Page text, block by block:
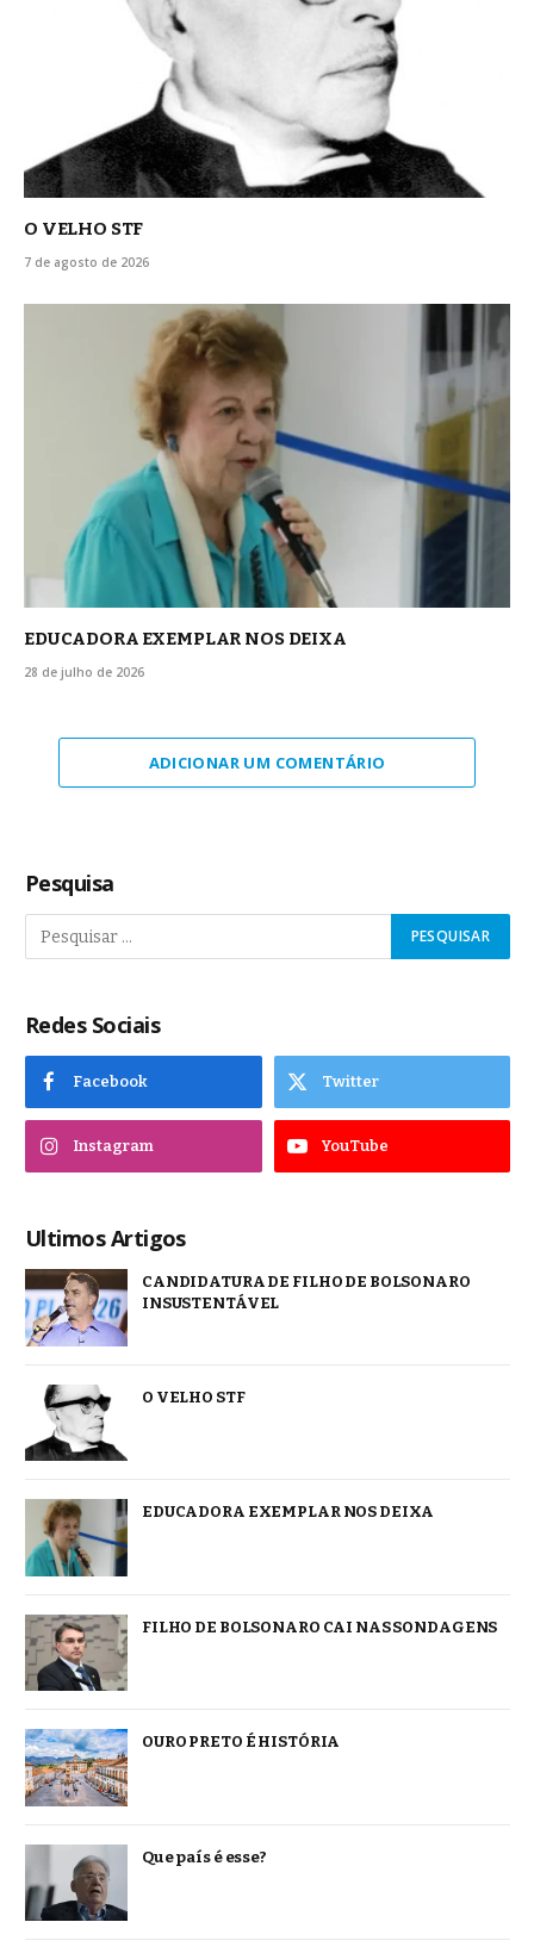
O VELHO STF
7 de agosto de 2026
EDUCADORA EXEMPLAR NOS DEIXA
28 de julho de 2026
ADICIONAR UM COMENTÁRIO
Pesquisa
Redes Sociais
Facebook Twitter
Instagram YouTube
Ultimos Artigos
CANDIDATURA DE FILHO DE BOLSONARO
INSUSTENTÁVEL
O VELHO STF
EDUCADORA EXEMPLAR NOS DEIXA
FILHO DE BOLSONARO CAI NAS SONDAGENS
OURO PRETO É HISTÓRIA
Que país é esse?